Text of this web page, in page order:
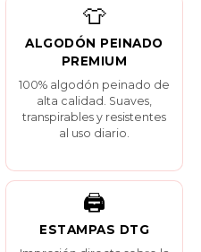
👕
ALGODÓN PEINADO
PREMIUM
100% algodón peinado de
alta calidad. Suaves,
transpirables y resistentes
al uso diario.
🖨️
ESTAMPAS DTG